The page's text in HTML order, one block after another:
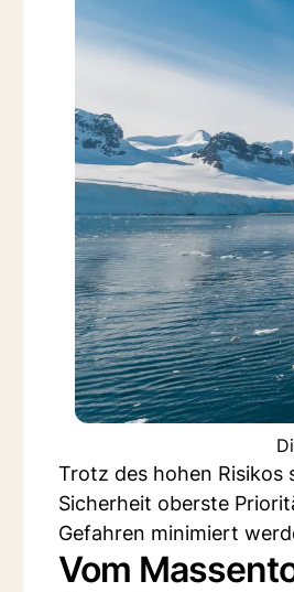
Trotz des hohen Risikos
Sicherheit oberste
Gefahren minimiert
Vom